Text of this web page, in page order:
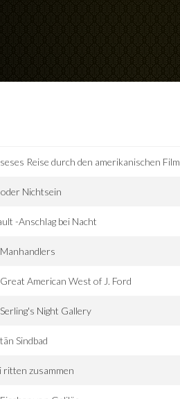
Reise durch den amerikanischen Film
oder Nichtsein
-Anschlag bei Nacht
American West of J. Ford
Night Gallery
Sindbad
ritten zusammen